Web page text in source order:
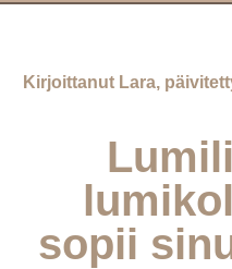
Kirjoittanut Lara,
sopii